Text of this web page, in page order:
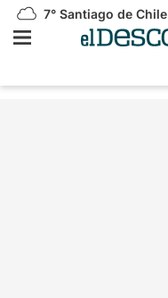
7° Santiago de Chile